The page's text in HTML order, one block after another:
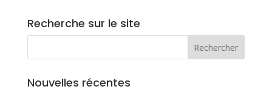
Recherche sur le site
Nouvelles récentes